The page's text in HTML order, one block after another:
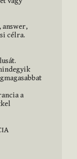
answer,
célra.
a